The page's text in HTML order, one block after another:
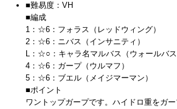
■難易度：VH
■編成
1：☆6：フォラス（レッドウィング）
2：☆6：ニバス（インサニティ）
L：☆○：キャラ名マルバス（ウォールバス
4：☆6：ガープ（ウルマフ）
5：☆6：ブエル（メイジマーマン）
■ポイント
ワントップガープです。ハイドロ重をガ